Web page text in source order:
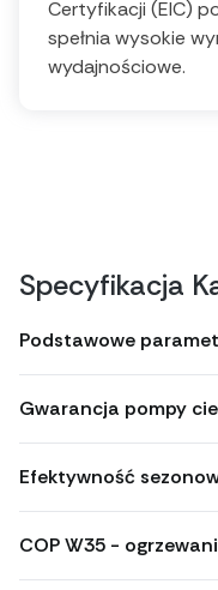
Certyfikacji (EIC)
spełnia wysokie
wydajnościowe.
Specyfikacja
Podstawowe
Gwarancja pompy
Efektywność
COP W35 -